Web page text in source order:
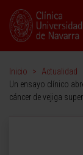
Inicio > Actualidad
Un ensayo clínico
cáncer de vejiga